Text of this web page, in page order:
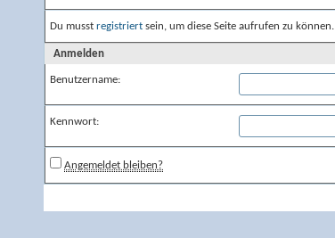
Du musst registriert sein, um diese Seite aufrufen zu können.
Anmelden
Benutzername:
Kennwort:
Angemeldet bleiben?